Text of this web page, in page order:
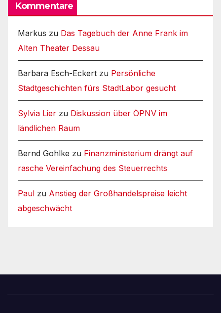
Kommentare
Markus zu Das Tagebuch der Anne Frank im
Alten Theater Dessau
Barbara Esch-Eckert zu Persönliche
Stadtgeschichten fürs StadtLabor gesucht
Sylvia Lier zu Diskussion über ÖPNV im
ländlichen Raum
Bernd Gohlke zu Finanzministerium drängt auf
rasche Vereinfachung des Steuerrechts
Paul zu Anstieg der Großhandelspreise leicht
abgeschwächt